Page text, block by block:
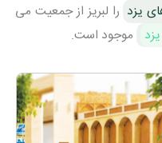
یزد را لبریز از جمعیت می
موجود است.